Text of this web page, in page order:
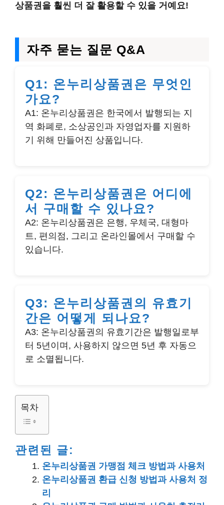
상품권을 훨씬 더 잘 활용할 수 있을 거예요!
자주 묻는 질문 Q&A
Q1: 온누리상품권은 무엇인
가요?
A1: 온누리상품권은 한국에서 발행되는 지
역 화폐로, 소상공인과 자영업자를 지원하
기 위해 만들어진 상품입니다.
Q2: 온누리상품권은 어디에
서 구매할 수 있나요?
A2: 온누리상품권은 은행, 우체국, 대형마
트, 편의점, 그리고 온라인몰에서 구매할 수
있습니다.
Q3: 온누리상품권의 유효기
간은 어떻게 되나요?
A3: 온누리상품권의 유효기간은 발행일로부
터 5년이며, 사용하지 않으면 5년 후 자동으
로 소멸됩니다.
목차
관련된 글:
온누리상품권 가맹점 체크 방법과 사용처
온누리상품권 환급 신청 방법과 사용처 정
리